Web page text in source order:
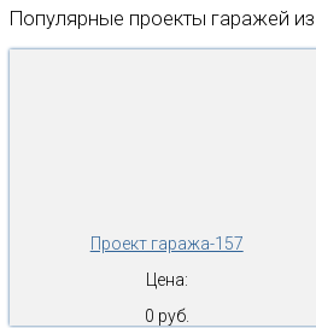
Популярные проекты гаражей
Проект гаража-157
Цена:
0 руб.